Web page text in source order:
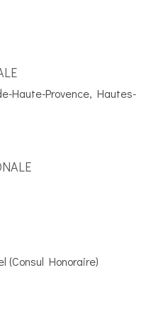
Haute-Provence, Hautes-
(Consul Honoraire)